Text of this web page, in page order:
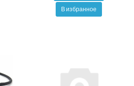
В избранное